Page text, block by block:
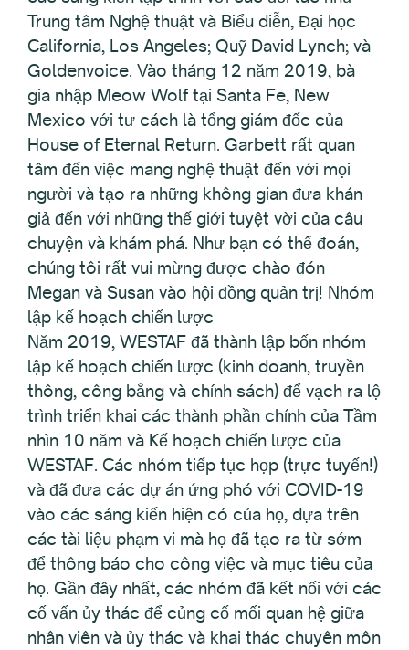
Trung tâm Nghệ thuật và Biểu diễn, Đại học
California, Los Angeles; Quỹ David Lynch; và
Goldenvoice. Vào tháng 12 năm 2019, bà
gia nhập Meow Wolf tại Santa Fe, New
Mexico với tư cách là tổng giám đốc của
House of Eternal Return. Garbett rất quan
tâm đến việc mang nghệ thuật đến với mọi
người và tạo ra những không gian đưa khán
giả đến với những thế giới tuyệt vời của câu
chuyện và khám phá. Như bạn có thể đoán,
chúng tôi rất vui mừng được chào đón
Megan và Susan vào hội đồng quản trị! Nhóm
lập kế hoạch chiến lược
Năm 2019, WESTAF đã thành lập bốn nhóm
lập kế hoạch chiến lược (kinh doanh, truyền
thông, công bằng và chính sách) để vạch ra lộ
trình triển khai các thành phần chính của Tầm
nhìn 10 năm và Kế hoạch chiến lược của
WESTAF. Các nhóm tiếp tục họp (trực tuyến!)
và đã đưa các dự án ứng phó với COVID-19
vào các sáng kiến hiện có của họ, dựa trên
các tài liệu phạm vi mà họ đã tạo ra từ sớm
để thông báo cho công việc và mục tiêu của
họ. Gần đây nhất, các nhóm đã kết nối với các
cố vấn ủy thác để củng cố mối quan hệ giữa
nhân viên và ủy thác và khai thác chuyên môn